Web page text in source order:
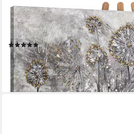
YS-ART
Gemälde Frühlingsblumen, Blumen,
Handgemalt Gold Grau Schwarz
(5)
ab 99,90 €
lieferbar - in 2-3 Werktagen bei dir